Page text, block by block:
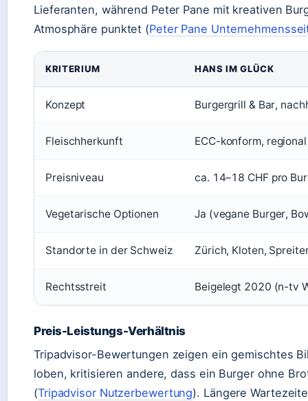
Lieferanten, während Peter Pane mit kreativen
Atmosphäre punktet (Peter Pane
KRITERIUM HANS IM GLÜCK
Konzept Burgergrill & Bar,
Fleischherkunft ECC-konform, regional
Preisniveau ca. 14–18 CHF pro
Vegetarische Optionen Ja (vegane Burger,
Standorte in der Schweiz Zürich, Kloten,
Rechtsstreit Beigelegt 2020 (n-tv
Preis-Leistungs-Verhältnis
Tripadvisor-Bewertungen zeigen ein gemischtes
loben, kritisieren andere, dass ein Burger ohne
(Tripadvisor Nutzerbewertung). Längere